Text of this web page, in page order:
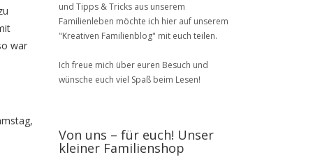
war
und Tipps & Tricks aus unserem
Familienleben möchte ich hier auf unserem
"Kreativen Familienblog" mit euch teilen.
Ich freue mich über euren Besuch und
wünsche euch viel Spaß beim Lesen!
Von uns – für euch! Unser
kleiner Familienshop